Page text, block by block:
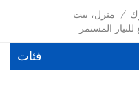
منزل، بيت /
المستمر
فئات